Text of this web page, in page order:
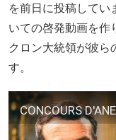
を前日に投稿してい
いての啓発動画を作
クロン大統領が彼ら
す。